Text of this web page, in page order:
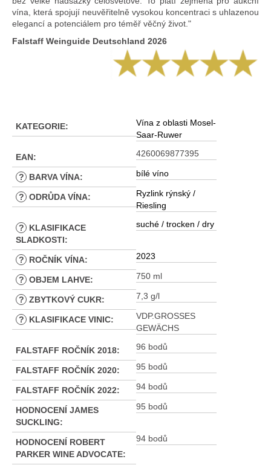
vína, která spojují neuvěřitelně vysokou koncentraci s uhlazenou
elegancí a potenciálem pro téměř věčný život."
Falstaff Weinguide Deutschland 2026
KATEGORIE:
Vína z oblasti Mosel-
Saar-Ruwer
EAN: 4260069877395
? BARVA VÍNA: bílé víno
? ODRŮDA VÍNA:
Ryzlink rýnský /
Riesling
?
KLASIFIKACE
SLADKOSTI:
suché / trocken / dry
? ROČNÍK VÍNA: 2023
? OBJEM LAHVE: 750 ml
? ZBYTKOVÝ CUKR: 7,3 g/l
? KLASIFIKACE VINIC:
VDP.GROSSES
GEWÄCHS
FALSTAFF ROČNÍK 2018: 96 bodů
FALSTAFF ROČNÍK 2020: 95 bodů
FALSTAFF ROČNÍK 2022: 94 bodů
HODNOCENÍ JAMES
SUCKLING:
95 bodů
HODNOCENÍ ROBERT
PARKER WINE ADVOCATE:
94 bodů